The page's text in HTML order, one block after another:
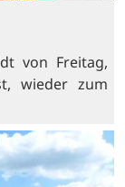
von Freitag,
wieder zum